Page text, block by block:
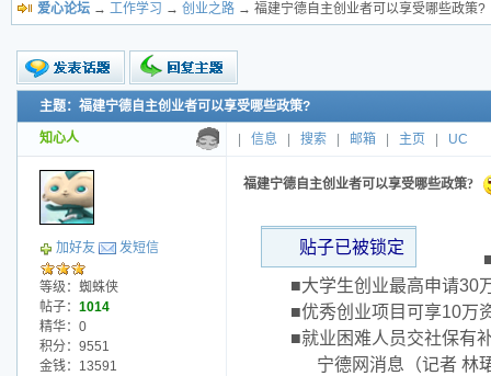
爱心论坛 → 工作学习 → 创业之路 → 福建宁德自主创业者可以享受哪些政策?
新的主题
投票帖
小字报
主题：福建宁德自主创业者可以享受哪些政策?
知心人 信息 搜索 邮箱 主页 UC
加好友 发短信
等级：蜘蛛侠
帖子： 1014
精华：0
积分：9551
金钱：13591
福建宁德自主创业者可以享受哪些政策?
贴子已被锁定
■
■大学生创业最高申请30
■优秀创业项目可享10万
■就业困难人员交社保有
宁德网消息（记者 林珺